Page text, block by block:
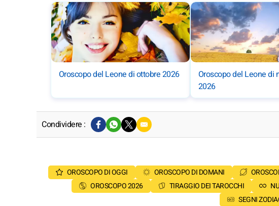
Oroscopo del Leone di ottobre 2026
Oroscopo del Leone di
2026
Condividere :
OROSCOPO DI OGGI OROSCOPO DI DOMANI
OROSCOPO 2026
TIRAGGIO DEI TAROCCHI
SEGNI